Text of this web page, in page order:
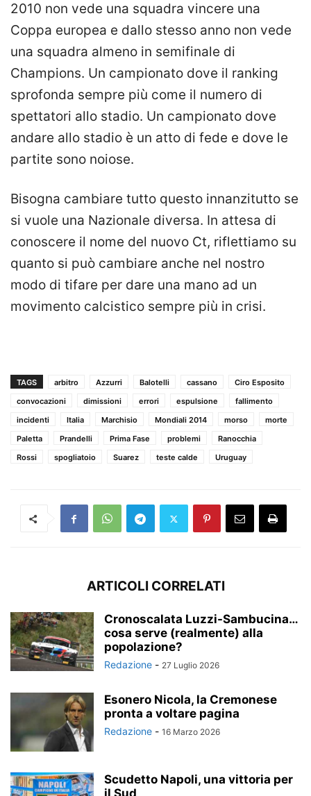
2010 non vede una squadra vincere una
Coppa europea e dallo stesso anno non vede
una squadra almeno in semifinale di
Champions. Un campionato dove il ranking
sprofonda sempre più come il numero di
spettatori allo stadio. Un campionato dove
andare allo stadio è un atto di fede e dove le
partite sono noiose.
Bisogna cambiare tutto questo innanzitutto se
si vuole una Nazionale diversa. In attesa di
conoscere il nome del nuovo Ct, riflettiamo su
quanto si può cambiare anche nel nostro
modo di tifare per dare una mano ad un
movimento calcistico sempre più in crisi.
TAGS arbitro Azzurri Balotelli cassano
Ciro Esposito
convocazioni
dimissioni errori espulsione
fallimento
incidenti
Italia Marchisio Mondiali 2014 morso
morte
Paletta
Prandelli Prima Fase problemi
Ranocchia
Rossi
spogliatoio Suarez teste calde Uruguay
ARTICOLI CORRELATI
Cronoscalata Luzzi-Sambucina…
cosa serve (realmente) alla
popolazione?
Redazione - 27 Luglio 2026
Esonero Nicola, la Cremonese
pronta a voltare pagina
Redazione - 16 Marzo 2026
Scudetto Napoli, una vittoria per